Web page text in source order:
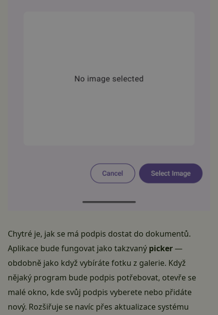
Chytré je, jak se má podpis dostat do dokumentů.
Aplikace bude fungovat jako takzvaný picker—
obdobně jako když vybíráte fotku z galerie. Když
nějaký program bude podpis potřebovat, otevře se
malé okno, kde svůj podpis vyberete nebo přidáte
nový. Rozšiřuje se navíc přes aktualizace systému